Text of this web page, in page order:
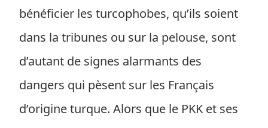
bénéficier les turcophobes, qu’ils soient
dans la tribunes ou sur la pelouse, sont
d’autant de signes alarmants des
dangers qui pèsent sur les Français
d’origine turque. Alors que le PKK et ses